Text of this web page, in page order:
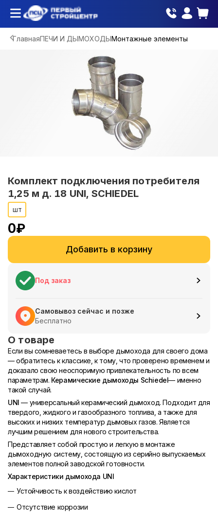
ГлавнаяПЕЧИ И ДЫМОХОДЫМонтажные элементы
Комплект подключения потребителя
1,25 м д. 18 UNI, SCHIEDEL
шт
0₽
Добавить в корзину
Под заказ
Самовывоз сейчас и позже
Бесплатно
О товаре
Если вы сомневаетесь в выборе дымохода для своего дома
— обратитесь к классике, к тому, что проверено временем и
доказало свою неоспоримую привлекательность по всем
параметрам. Керамические дымоходы Schiedel— именно
такой случай.
UNI — универсальный керамический дымоход. Подходит для
твердого, жидкого и газообразного топлива, а также для
высоких и низких температур дымовых газов. Является
лучшим решением для нового строительства.
Представляет собой простую и легкую в монтаже
дымоходную систему, состоящую из серийно выпускаемых
элементов полной заводской готовности.
Характеристики дымохода UNI
Устойчивость к воздействию кислот
Отсутствие коррозии